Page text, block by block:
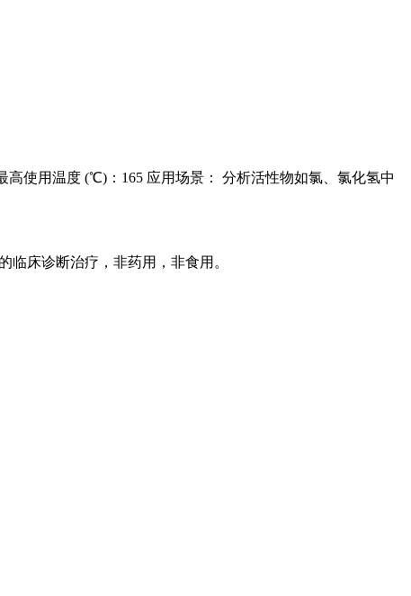
高使用温度 (℃)：165 应用场景： 分析活性物如氯、氯化氢中
床诊断治疗，非药用，非食用。